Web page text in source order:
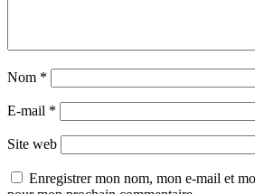
Nom *
E-mail *
Site web
Enregistrer mon nom, mon e-mail et